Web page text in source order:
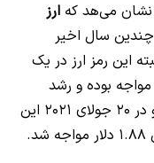
می‌هد که ارز
سال اخیر
این رمز ارز در یک
بوده و رشد
قیمتی چشمگیری در پیش نداشته است و در 20 جولای 2021 این